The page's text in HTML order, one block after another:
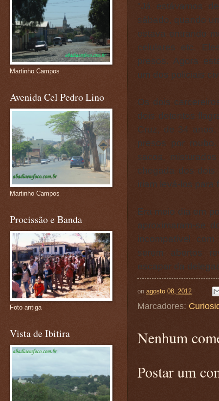
"Já estávamos
sábado, quando
estava entrando
celulares etc.
presos. Agora
um dos policiais
Os dois
dois detentos
Cruz, de 34
presos por
sacos,
chegada dos dois
iriam levá-los para
Era meio dia em
aproximaram-se
incompatível
serem abertos
escapar da
on agosto 08, 2012
Marcadores:
Nenhum
Postar um
Martinho Campos
Avenida Cel Pedro Lino
Martinho Campos
Procissão e Banda
Foto antiga
Vista de Ibitira